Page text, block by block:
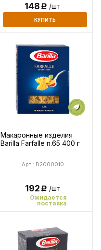
148Р /шт
КУПИТЬ
Макаронные изделия
Barilla Farfalle n.65 400 г
Арт.: D2000010
192Р /шт
Ожидается
поставка